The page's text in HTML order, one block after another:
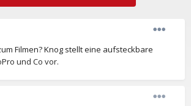
Filmen? Knog stellt eine aufsteckbare
und Co vor.